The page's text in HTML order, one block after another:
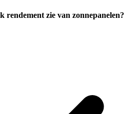
rendement zie van zonnepanelen?